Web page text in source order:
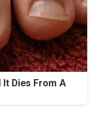
It Dies From A